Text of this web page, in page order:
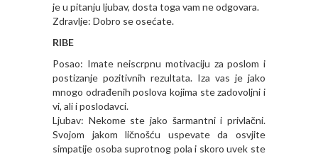
je u pitanju ljubav, dosta toga vam ne odgovara.
Zdravlje: Dobro se osećate.
RIBE
Posao: Imate neiscrpnu motivaciju za poslom i
postizanje pozitivnih rezultata. Iza vas je jako
mnogo odrađenih poslova kojima ste zadovoljni i
vi, ali i poslodavci.
Ljubav: Nekome ste jako šarmantni i privlačni.
Svojom jakom ličnošću uspevate da osvjite
simpatije osoba suprotnog pola i skoro uvek ste